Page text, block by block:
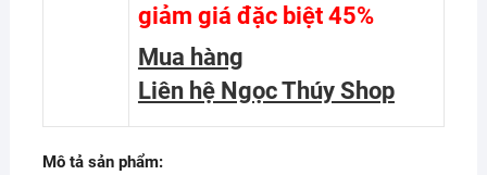
giảm giá đặc biệt 45%
Mua hàng
Liên hệ Ngọc Thúy Shop
Mô tả sản phẩm: